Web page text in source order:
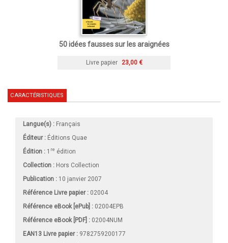
50 idées fausses sur les araignées
Livre papier 23,00 €
CARACTÉRISTIQUES
Langue(s) : Français
Éditeur : Éditions Quae
Édition : 1 re édition
Collection : Hors Collection
Publication : 10 janvier 2007
Référence Livre papier : 02004
Référence eBook [ePub] : 02004EPB
Référence eBook [PDF] : 02004NUM
EAN13 Livre papier : 9782759200177